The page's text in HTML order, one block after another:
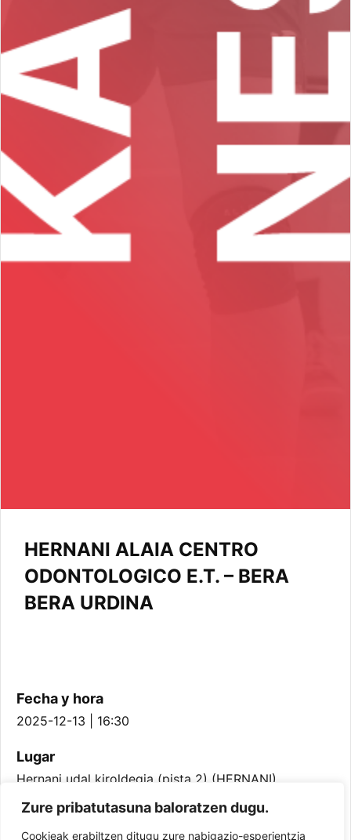
Zure pribatutasuna baloratzen dugu.
Cookieak erabiltzen ditugu zure nabigazio-esperientzia
HERNANI ALAIA CENTRO
ODONTOLOGICO E.T. – BERA
BERA URDINA
Fecha y hora
2025-12-13 | 16:30
Lugar
Hernani udal kiroldegia (pista 2) (HERNANI)
Equipo